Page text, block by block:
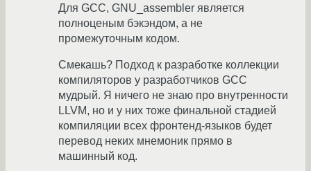
Для GCC, GNU_assembler является
полноценым бэкэндом, а не
промежуточным кодом.
Смекашь? Подход к разработке коллекции
компиляторов у разработчиков GCC
мудрый. Я ничего не знаю про внутренности
LLVM, но и у них тоже финальной стадией
компиляции всех фронтенд-языков будет
перевод неких мнемоник прямо в
машинный код.